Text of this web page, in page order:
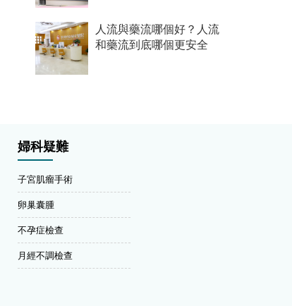
人流與藥流哪個好？人流
和藥流到底哪個更安全
婦科疑難
子宮肌瘤手術
卵巢囊腫
不孕症檢查
月經不調檢查